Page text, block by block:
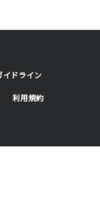
イドライン
利用規約